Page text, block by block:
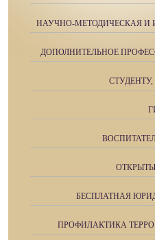
НАУЧНО-МЕТОДИЧЕСКАЯ И
ДОПОЛНИТЕЛЬНОЕ
БЕСПЛАТНАЯ
ПРОФИЛАКТИКА